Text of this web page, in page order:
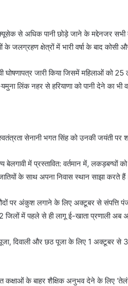
से अधिक पानी छोड़े जाने के मद्देनजर सभी
जलग्रहण क्षेत्रों में भारी वर्षा के बाद कोसी
घोषणापत्र जारी किया जिसमें महिलाओं
लिंक नहर से हरियाणा को पानी देने का भी
सेनानी भगत सिंह को उनकी जयंती पर
में प्रस्तावित: वर्तमान में, लकड़बग्घों
के साथ अपना निवास स्थान साझा करते
पर अंकुश लगाने के लिए अक्टूबर से संपत्ति
जिलों में पहले से ही लागू ई-खाता प्रणाली अब
पूजा, दिवाली और छठ पूजा के लिए 1
कक्षाओं के बाहर शैक्षिक अनुभव देने के लिए